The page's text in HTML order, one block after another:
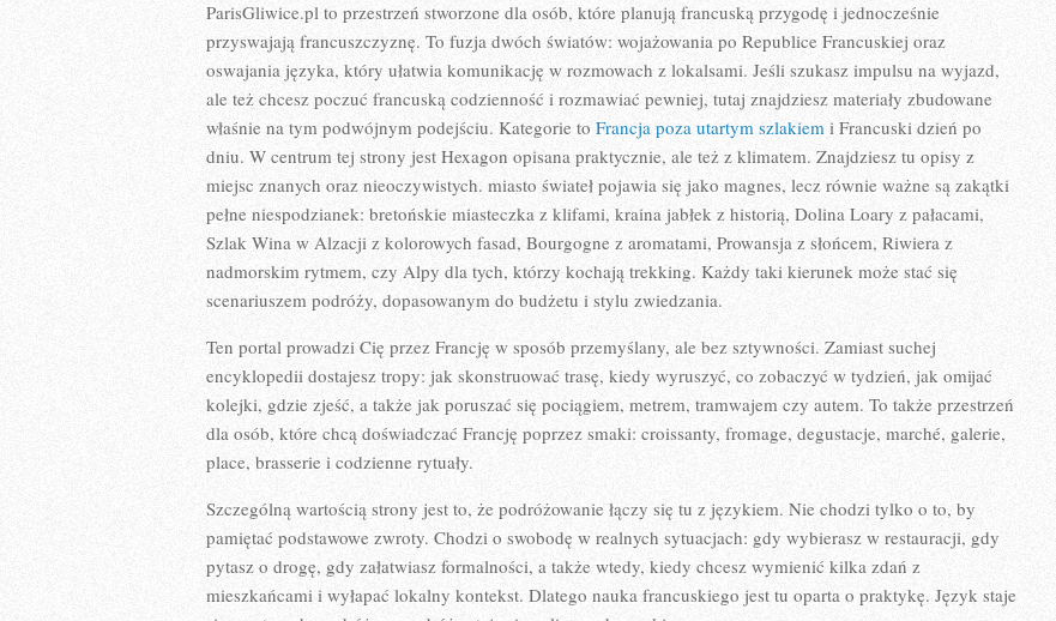
ParisGliwice.pl to przestrzeń stworzone dla osób, które planują francuską przygodę i jednocześnie
przyswajają francuszczyznę. To fuzja dwóch światów: wojażowania po Republice Francuskiej oraz
oswajania języka, który ułatwia komunikację w rozmowach z lokalsami. Jeśli szukasz impulsu na wyjazd,
ale też chcesz poczuć francuską codzienność i rozmawiać pewniej, tutaj znajdziesz materiały zbudowane
właśnie na tym podwójnym podejściu. Kategorie to Francja poza utartym szlakiem i Francuski dzień po
dniu. W centrum tej strony jest Hexagon opisana praktycznie, ale też z klimatem. Znajdziesz tu opisy z
miejsc znanych oraz nieoczywistych. miasto świateł pojawia się jako magnes, lecz równie ważne są zakątki
pełne niespodzianek: bretońskie miasteczka z klifami, kraina jabłek z historią, Dolina Loary z pałacami,
Szlak Wina w Alzacji z kolorowych fasad, Bourgogne z aromatami, Prowansja z słońcem, Riwiera z
nadmorskim rytmem, czy Alpy dla tych, którzy kochają trekking. Każdy taki kierunek może stać się
scenariuszem podróży, dopasowanym do budżetu i stylu zwiedzania.
Ten portal prowadzi Cię przez Francję w sposób przemyślany, ale bez sztywności. Zamiast suchej
encyklopedii dostajesz tropy: jak skonstruować trasę, kiedy wyruszyć, co zobaczyć w tydzień, jak omijać
kolejki, gdzie zjeść, a także jak poruszać się pociągiem, metrem, tramwajem czy autem. To także przestrzeń
dla osób, które chcą doświadczać Francję poprzez smaki: croissanty, fromage, degustacje, marché, galerie,
place, brasserie i codzienne rytuały.
Szczególną wartością strony jest to, że podróżowanie łączy się tu z językiem. Nie chodzi tylko o to, by
pamiętać podstawowe zwroty. Chodzi o swobodę w realnych sytuacjach: gdy wybierasz w restauracji, gdy
pytasz o drogę, gdy załatwiasz formalności, a także wtedy, kiedy chcesz wymienić kilka zdań z
mieszkańcami i wyłapać lokalny kontekst. Dlatego nauka francuskiego jest tu oparta o praktykę. Język staje